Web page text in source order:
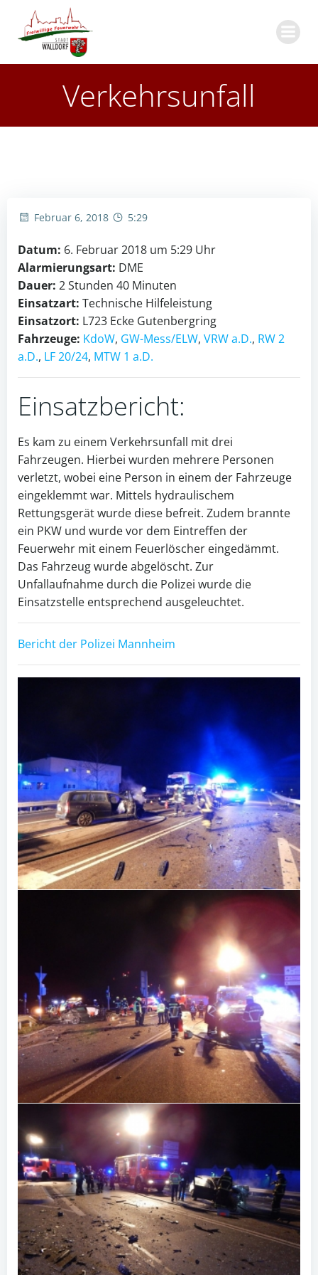
Verkehrsunfall
Februar 6, 2018 5:29
Datum: 6. Februar 2018 um 5:29 Uhr
Alarmierungsart: DME
Dauer: 2 Stunden 40 Minuten
Einsatzart: Technische Hilfeleistung
Einsatzort: L723 Ecke Gutenbergring
Fahrzeuge: KdoW, GW-Mess/ELW, VRW a.D., RW 2
a.D., LF 20/24, MTW 1 a.D.
Einsatzbericht:
Es kam zu einem Verkehrsunfall mit drei
Fahrzeugen. Hierbei wurden mehrere Personen
verletzt, wobei eine Person in einem der Fahrzeuge
eingeklemmt war. Mittels hydraulischem
Rettungsgerät wurde diese befreit. Zudem brannte
ein PKW und wurde vor dem Eintreffen der
Feuerwehr mit einem Feuerlöscher eingedämmt.
Das Fahrzeug wurde abgelöscht. Zur
Unfallaufnahme durch die Polizei wurde die
Einsatzstelle entsprechend ausgeleuchtet.
Bericht der Polizei Mannheim